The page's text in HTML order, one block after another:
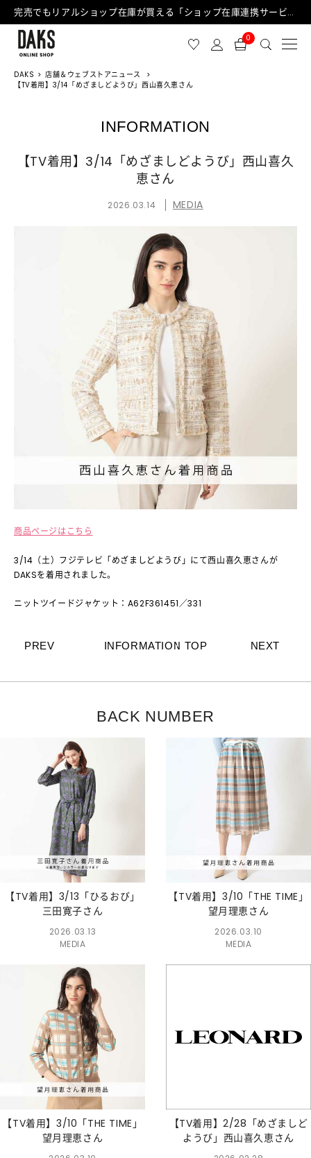
完売でもリアルショップ在庫が買える「ショップ在庫連携サービス」が日中もご利用可能になりました！
0
DAKS
店舗＆ウェブストアニュース
【TV着用】3/14「めざましどようび」西山喜久恵さん
INFORMATION
【TV着用】3/14「めざましどようび」西山喜久
恵さん
2026.03.14 MEDIA
商品ページはこちら
3/14（土）フジテレビ「めざましどようび」にて西山喜久恵さんが
DAKSを着用されました。
ニットツイードジャケット：A62F361451／331
INFORMATION TOP
PREV NEXT
BACK NUMBER
【TV着用】3/13「ひるおび」
三田寛子さん
2026.03.13
MEDIA
【TV着用】3/10「THE TIME」
望月理恵さん
2026.03.10
MEDIA
【TV着用】3/10「THE TIME」
望月理恵さん
【TV着用】2/28「めざましど
ようび」西山喜久恵さん